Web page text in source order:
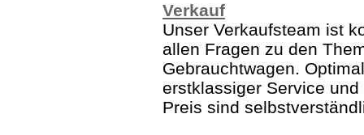
Verkauf
Unser Verkaufsteam ist
allen Fragen zu den
Gebrauchtwagen.
erstklassiger Service
Preis sind